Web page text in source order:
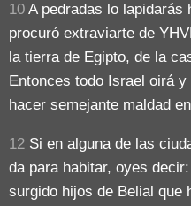
10 A pedradas lo lapidarás
procuró extraviarte de
la tierra de Egipto, de la
Entonces todo Israel oirá
hacer semejante maldad
12 Si en alguna de las
da para habitar, oyes decir:
surgido hijos de Belial que